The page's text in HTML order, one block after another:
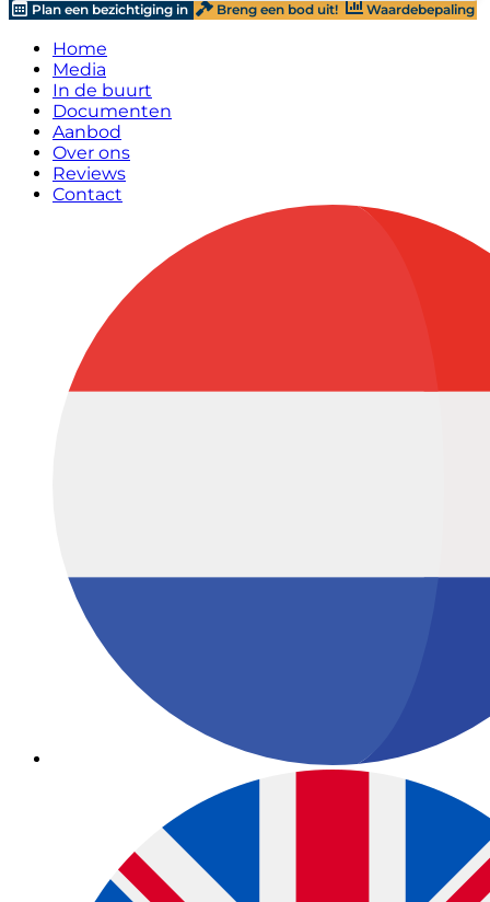
Plan een bezichtiging in
Breng een bod uit! Waardebepaling
Home
Media
In de buurt
Documenten
Aanbod
Over ons
Reviews
Contact